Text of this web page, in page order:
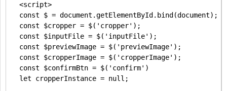
  <script>
  const $ = document.getElementById.bind(document);
  const $cropper = $('cropper');
  const $inputFile = $('inputFile');
  const $previewImage = $('previewImage');
  const $cropperImage = $('cropperImage');
  const $confirmBtn = $('confirm')
  let cropperInstance = null;